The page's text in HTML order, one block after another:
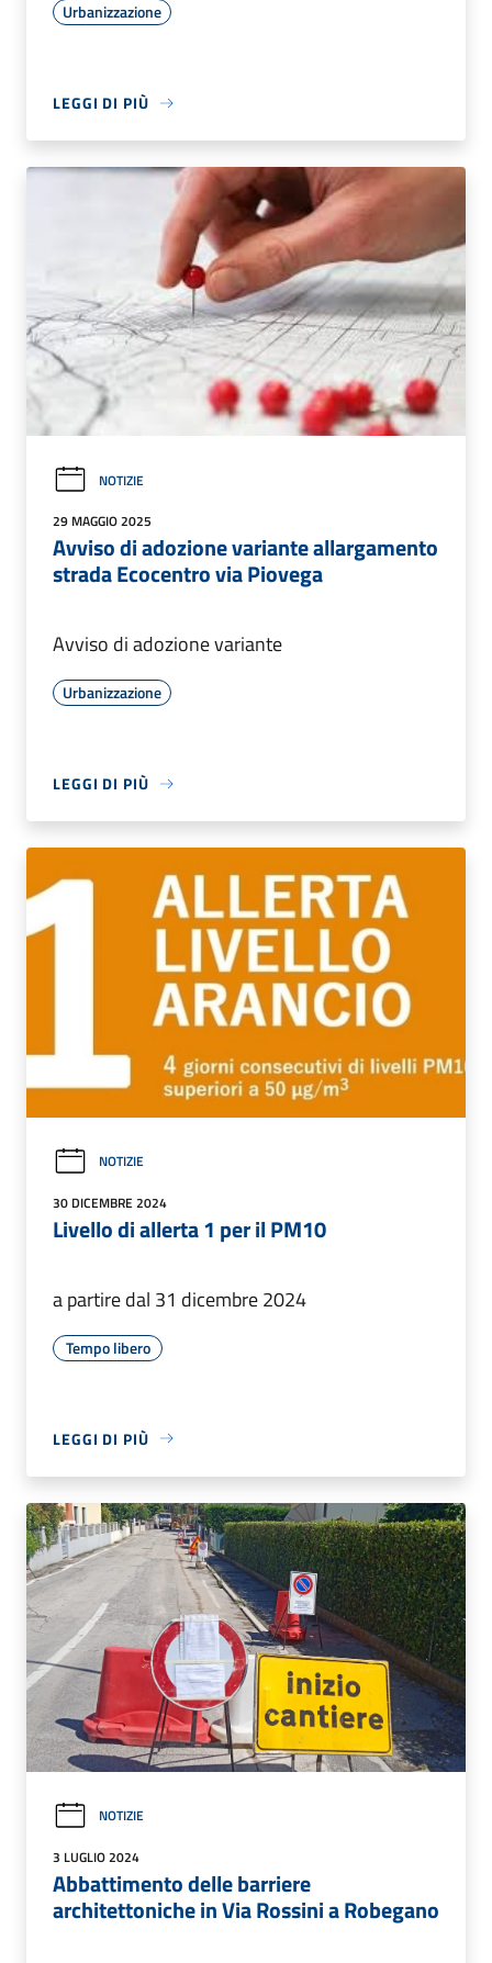
Urbanizzazione
LEGGI DI PIÙ
NOTIZIE
29 MAGGIO 2025
Avviso di adozione variante allargamento
strada Ecocentro via Piovega
Avviso di adozione variante
Urbanizzazione
LEGGI DI PIÙ
NOTIZIE
30 DICEMBRE 2024
Livello di allerta 1 per il PM10
a partire dal 31 dicembre 2024
Tempo libero
LEGGI DI PIÙ
NOTIZIE
3 LUGLIO 2024
Abbattimento delle barriere
architettoniche in Via Rossini a Robegano